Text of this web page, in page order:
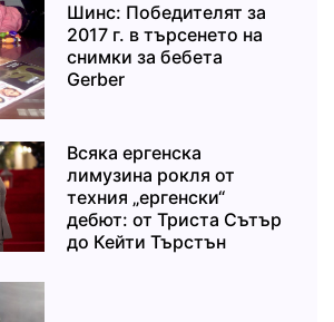
Шинс: Победителят за
2017 г. в търсенето на
снимки за бебета
Gerber
Всяка ергенска
лимузина рокля от
техния „ергенски“
дебют: от Триста Сътър
до Кейти Търстън